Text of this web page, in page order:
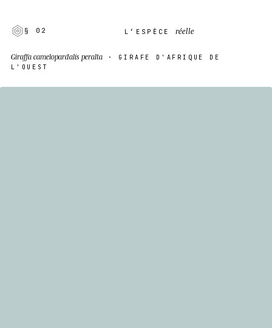
§ 02 L’ESPÈCEréelle
Giraffa camelopardalis peralta · GIRAFE D'AFRIQUE DE
L'OUEST